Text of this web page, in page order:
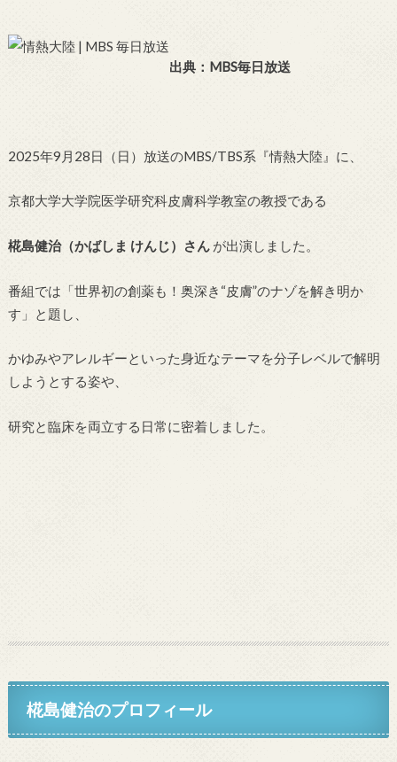
出典：MBS毎日放送
2025年9月28日（日）放送のMBS/TBS系『情熱大陸』に、
京都大学大学院医学研究科皮膚科学教室の教授である
椛島健治（かばしま けんじ）さんが出演しました。
番組では「世界初の創薬も！奥深き“皮膚”のナゾを解き明か
す」と題し、
かゆみやアレルギーといった身近なテーマを分子レベルで解明
しようとする姿や、
研究と臨床を両立する日常に密着しました。
椛島健治のプロフィール